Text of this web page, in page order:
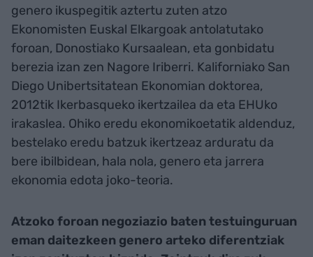
genero ikuspegitik aztertu zuten atzo
Ekonomisten Euskal Elkargoak antolatutako
foroan, Donostiako Kursaalean, eta gonbidatu
berezia izan zen Nagore Iriberri. Kaliforniako San
Diego Unibertsitatean Ekonomian doktorea,
2012tik Ikerbasqueko ikertzailea da eta EHUko
irakaslea. Ohiko eredu ekonomikoetatik aldenduz,
bestelako eredu batzuk ikertzeaz arduratu da
bere ibilbidean, hala nola, genero eta jarrera
ekonomia edota joko-teoria.
Atzoko foroan negoziazio baten testuinguruan
eman daitezkeen genero arteko diferentziak